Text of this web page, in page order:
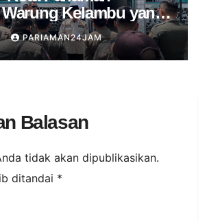
Kelambu yang
di Bulan Ramadan
PARIAMAN24JAM
Balasan
tidak akan dipublikasikan.
ditandai *